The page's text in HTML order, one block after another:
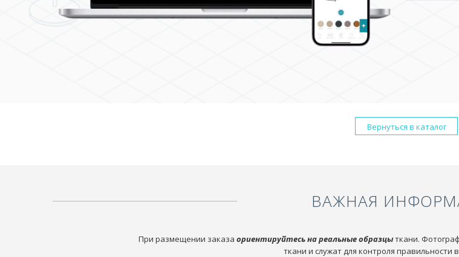
Вернуться в каталог
ВАЖНАЯ
При размещении заказа ориентируйтесь на реальные образцыткани.
ткани и служат для контроля правильности